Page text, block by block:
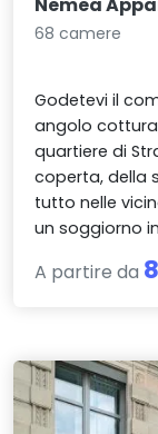
68 camere
Godetevi il
angolo
quartiere di
coperta, della
tutto nelle
un soggiorno
A partire da